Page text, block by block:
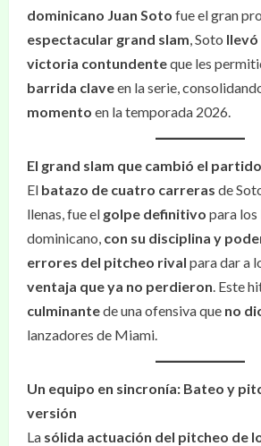
dominicano Juan Soto fue el gran
espectacular grand slam , Soto llevó
victoria contundenteque les
barrida claveen la serie,
momento en la temporada 2026.
El grand slam que cambió el partido
El batazo de cuatro carreras de
llenas, fue el golpe definitivo para
dominicano, con su disciplina y
errores del pitcheo rival para dar a
ventaja que ya no perdieron . Este
culminantede una ofensiva que no
lanzadores de Miami.
Un equipo en sincronía: Bateo y
versión
La sólida actuación del pitcheo de